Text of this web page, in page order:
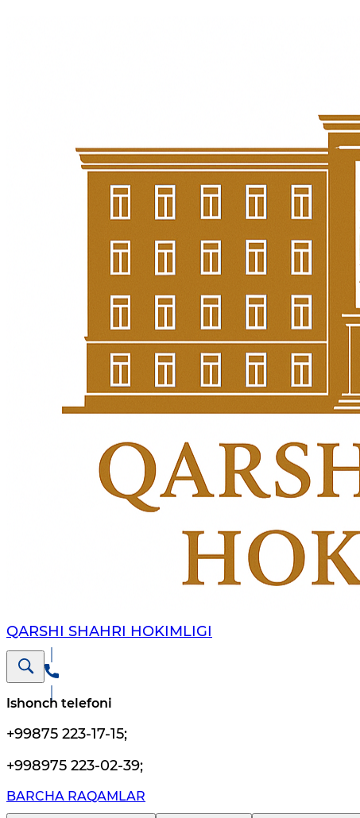
QARSHI SHAHRI HOKIMLIGI
Ishonch telefoni
+99875 223-17-15;
+998975 223-02-39;
BARCHA RAQAMLAR